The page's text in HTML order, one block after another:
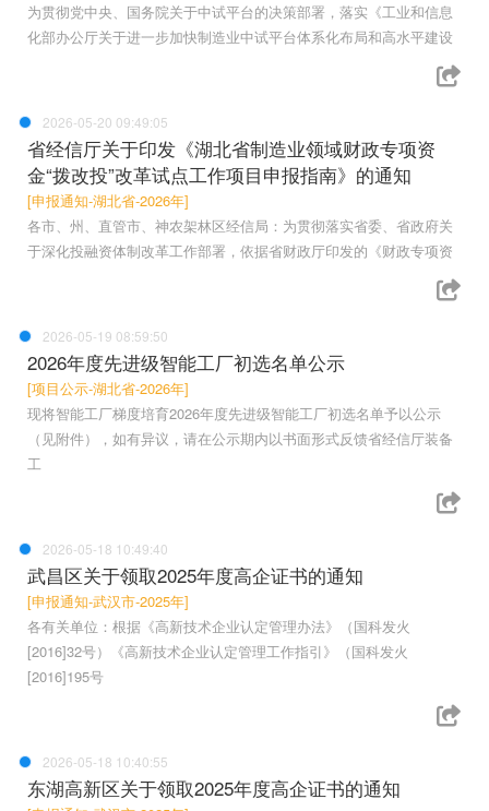
为贯彻党中央、国务院关于中试平台的决策部署，落实《工业和信息
化部办公厅关于进一步加快制造业中试平台体系化布局和高水平建设
2026-05-20 09:49:05
省经信厅关于印发《湖北省制造业领域财政专项资
金“拨改投”改革试点工作项目申报指南》的通知
[申报通知-湖北省-2026年]
各市、州、直管市、神农架林区经信局：为贯彻落实省委、省政府关
于深化投融资体制改革工作部署，依据省财政厅印发的《财政专项资
2026-05-19 08:59:50
2026年度先进级智能工厂初选名单公示
[项目公示-湖北省-2026年]
现将智能工厂梯度培育2026年度先进级智能工厂初选名单予以公示
（见附件），如有异议，请在公示期内以书面形式反馈省经信厅装备
工
2026-05-18 10:49:40
武昌区关于领取2025年度高企证书的通知
[申报通知-武汉市-2025年]
各有关单位：根据《高新技术企业认定管理办法》（国科发火
[2016]32号）《高新技术企业认定管理工作指引》（国科发火
[2016]195号
2026-05-18 10:40:55
东湖高新区关于领取2025年度高企证书的通知